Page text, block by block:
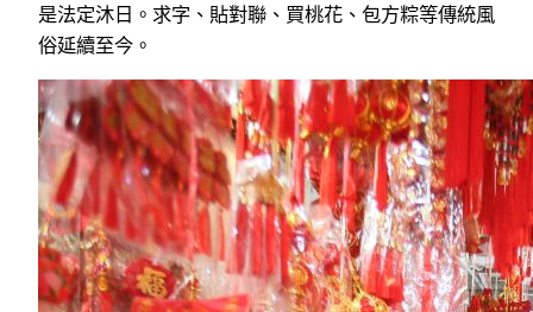
是法定沐日。求字、貼對聯、買桃花、包方粽等傳統風
俗延續至今。